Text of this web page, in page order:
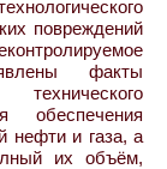
повреждений
факты
обеспечения
нефти и газа, а
их объём,